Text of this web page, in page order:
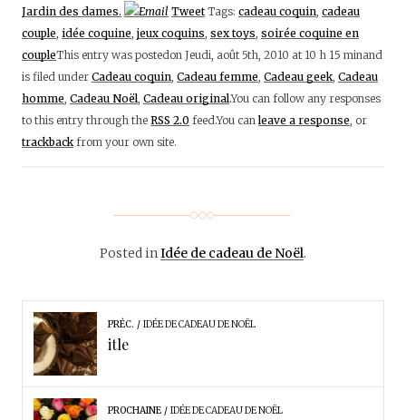
Jardin des dames.
TweetTags: cadeau coquin, cadeau
couple, idée coquine, jeux coquins, sex toys, soirée coquine en
coupleThis entry was postedon Jeudi, août 5th, 2010 at 10 h 15 minand
is filed under Cadeau coquin, Cadeau femme, Cadeau geek, Cadeau
homme, Cadeau Noël, Cadeau original.You can follow any responses
to this entry through the RSS 2.0 feed.You canleave a response, or
trackbackfrom your own site.
Posted inIdée de cadeau de Noël.
PRÉC. IDÉE DE CADEAU DE NOËL
itle
PROCHAINE IDÉE DE CADEAU DE NOËL